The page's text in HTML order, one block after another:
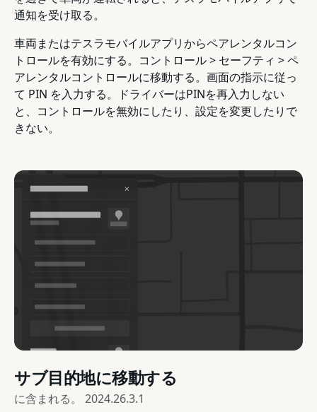
通知を受け取る。
車両またはテスラモバイルアプリからペアレンタルコン
トロールを有効にする。コントロール > セーフティ > ペ
アレンタルコントロールに移動する。画面の指示に従っ
て PIN を入力する。ドライバーはPINを再入力しない
と、コントロールを無効にしたり、設定を変更したりで
きない。
サブ目的地に移動する
に含まれる。 2024.26.3.1